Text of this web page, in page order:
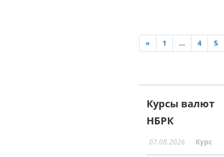
« 1 ... 4 5
Курсы валют
НБРК
07.08.2026 Курс